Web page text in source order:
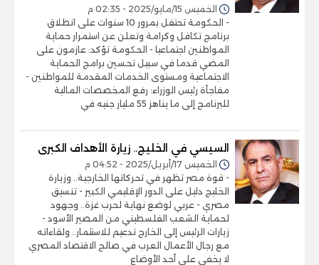
الخميس 15/مايو/2025 - 02:35 م
- الحكومة تحتفل بمرور 10 سنوات على انطلاق
برنامج تكافل وكرامة وتعلن عن استمرار حماية
المواطنين اجتماعيا - الحكومة تؤكد: عازمون على
المضي قدما في سبيل تحسين برامج الحماية
الاجتماعية ومستوى الخدمات المقدمة للمواطنين -
مفاجأة رئيس الوزراء: رفع المخصصات المالية
للبرنامج إلى ما يناهز 55 مليار جنيه في
السيسي في الخليج.. زيارة الأهداف الكبرى
الخميس 17/أبريل/2025 - 04:52 م
- قوة مصر تظهر في تحركاتها الخارجية.. وزيارة
الخليج دليل على الدور الإقليمي الكبير - تنسيق
مصري - عربي لوضع نهاية لحرب غزة.. وجهود
لحماية الشعب الفلسطيني من المصير الأسود -
زيارات الرئيس إلى الخارج تدعيم للاستثمار.. ولقاءاته
مع رجال الأعمال العرب في صالح الاقتصاد المصري
لا يخفى على أحد الأوضاع